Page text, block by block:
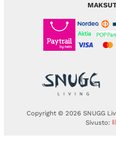
Copyright © 2026 SNUGG
Sivusto: